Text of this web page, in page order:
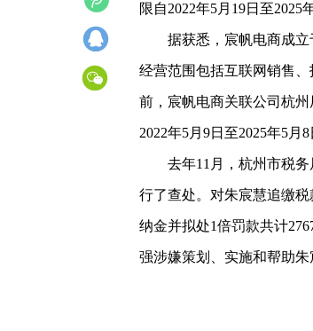
限自2022年5月19日至2025
据获悉，宸帆电商成立
经营范围包括互联网销售
前，宸帆电商关联公司杭
2022年5月9日至2025年5月8
去年11月，杭州市税
行了查处。对朱宸慧追缴
纳金并拟处1倍罚款共计
强涉嫌策划、实施和帮助